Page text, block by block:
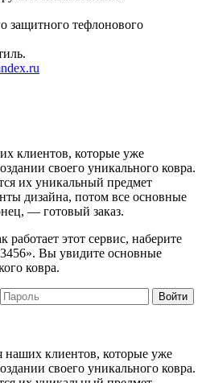
защитного тефлонового
клиентов, которые уже
своего уникального ковра.
их уникальный предмет
дизайна, потом все основные
— готовый заказ.
работает этот сервис, наберите
Вы увидите основные
ковра.
наших клиентов, которые уже
своего уникального ковра.